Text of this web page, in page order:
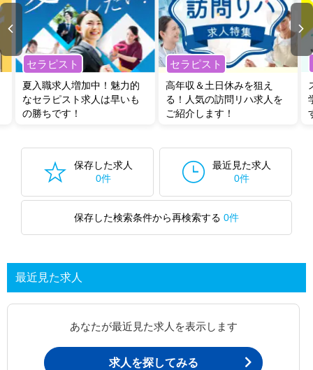
セラピスト
夏入職求人増加中！魅力的
なセラピスト求人は早いも
の勝ちです！
セラピスト
高年収＆土日休みを狙え
る！人気の訪問リハ求人を
ご紹介します！
保存した求人
0件
最近見た求人
0件
保存した検索条件から再検索する 0件
最近見た求人
あなたが最近見た求人を表示します
求人を探してみる